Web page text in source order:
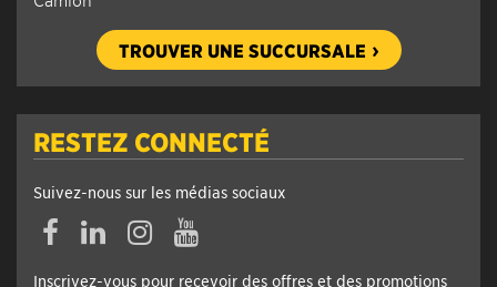
TROUVER UNE SUCCURSALE
RESTEZ CONNECTÉ
Suivez-nous sur les médias sociaux
FacebookLinkedinInstagramYouTube
Inscrivez-vous pour recevoir des offres et des promotions